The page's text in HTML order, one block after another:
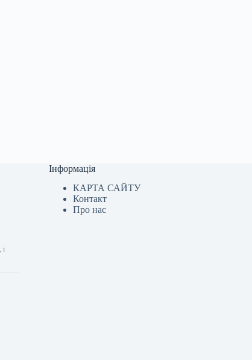
і
Інформація
КАРТА САЙТУ
Контакт
Про нас